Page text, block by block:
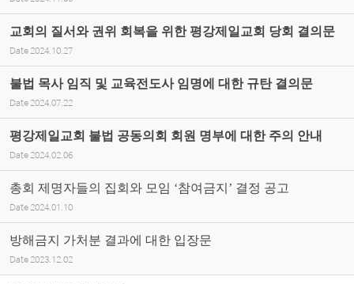
교회의 질서와 권위 회복을 위한 평강제일교회 당회 결의문
Date 2024.10.27
불법 목사 임직 및 교육전도사 임명에 대한 규탄 결의문
Date 2024.07.22
평강제일교회 불법 공동의회 회원 명부에 대한 주의 안내
Date 2024.02.06
총회 제명자들의 집회와 모임 ‘참여금지’ 결정 공고
Date 2024.01.10
방해금지 가처분 결과에 대한 입장문
Date 2023.12.02